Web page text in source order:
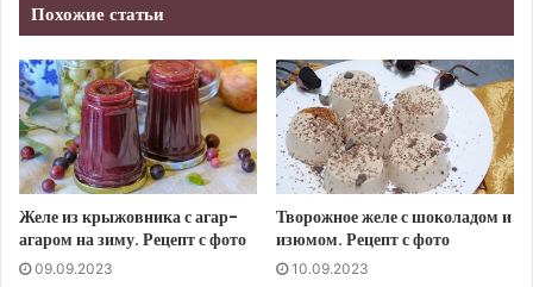
Похожие статьи
Желе из крыжовника с агар-
агаром на зиму. Рецепт с фото
09.09.2023
Творожное желе с шоколадом и
изюмом. Рецепт с фото
10.09.2023